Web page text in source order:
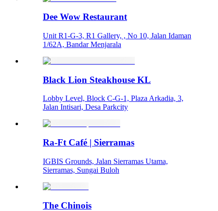
Dee Wow Restaurant
Unit R1-G-­3, R1 Gallery, , No 10, Jalan Idaman
1/62A, Bandar Menjarala
Black Lion Steakhouse KL
Lobby Level, Block C-G-1, Plaza Arkadia, 3,
Jalan Intisari, Desa Parkcity
Ra-Ft Café | Sierramas
IGBIS Grounds, Jalan Sierramas Utama,
Sierramas, Sungai Buloh
The Chinois